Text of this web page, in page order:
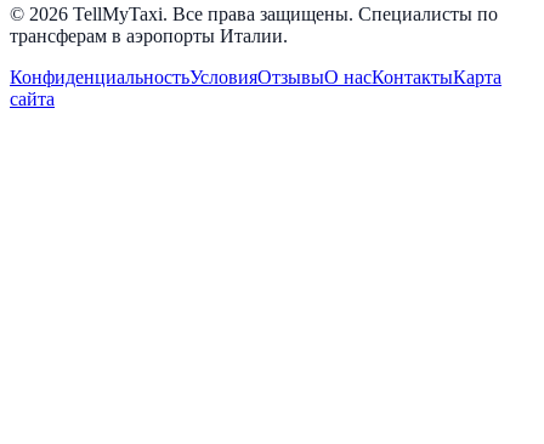
© 2026 TellMyTaxi. Все права защищены. Специалисты по
трансферам в аэропорты Италии.
КонфиденциальностьУсловияОтзывыО насКонтактыКарта
сайта